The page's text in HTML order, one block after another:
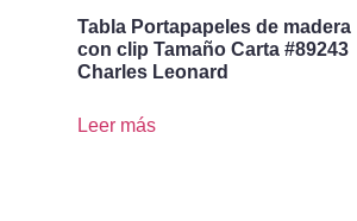
Tabla Portapapeles de madera
con clip Tamaño Carta #89243
Charles Leonard
Leer más